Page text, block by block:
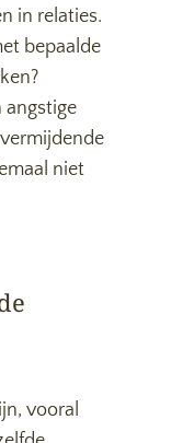
in relaties.
bepaalde
angstige
niet
vooral